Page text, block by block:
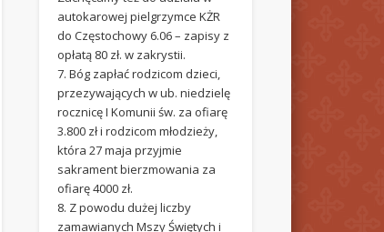
autokarowej pielgrzymce KŻR
do Częstochowy 6.06 – zapisy z
opłatą 80 zł. w zakrystii.
7. Bóg zapłać rodzicom dzieci,
przezywających w ub. niedzielę
rocznicę I Komunii św. za ofiarę
3.800 zł i rodzicom młodzieży,
która 27 maja przyjmie
sakrament bierzmowania za
ofiarę 4000 zł.
8. Z powodu dużej liczby
zamawianych Mszy Świętych i